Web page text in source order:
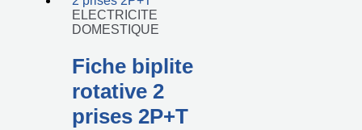
ELECTRICITE
DOMESTIQUE
Fiche biplite
rotative 2
prises 2P+T